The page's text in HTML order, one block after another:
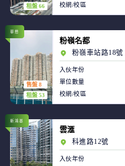
租盤 66
校網/校區
售盤 8
租盤 53
華懋
粉嶺名都
粉嶺車站路18號
入伙年份
單位數量
校網/校區
新鴻基
雲滙
科進路12號
入伙年份